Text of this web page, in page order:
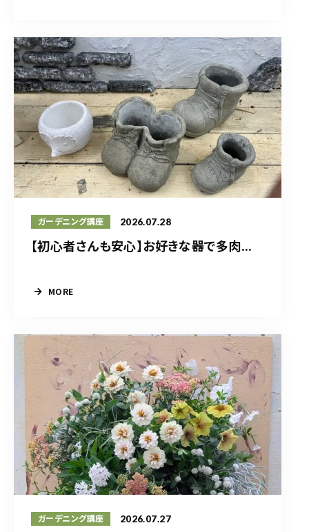
ガーデニング講座 2026.07.28
【初心者さんも安心】お好きな器で多肉...
MORE
ガーデニング講座 2026.07.27